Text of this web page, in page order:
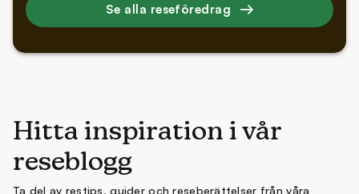
Se alla reseföredrag
Hitta inspiration i vår
reseblogg
Ta del av restips, guider och reseberättelser från våra